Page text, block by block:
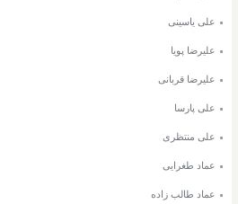
علی یاسینی
علیرضا پویا
علیرضا قربانی
علی پارسا
علی منتظری
عماد طغرایی
عماد طالب زاده